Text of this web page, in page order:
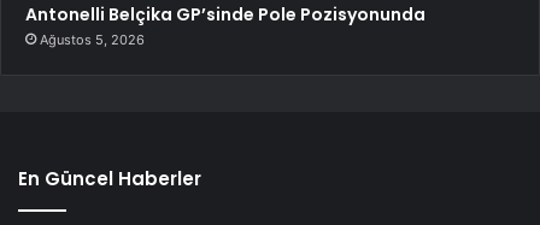
Antonelli Belçika GP’sinde Pole Pozisyonunda
Ağustos 5, 2026
En Güncel Haberler